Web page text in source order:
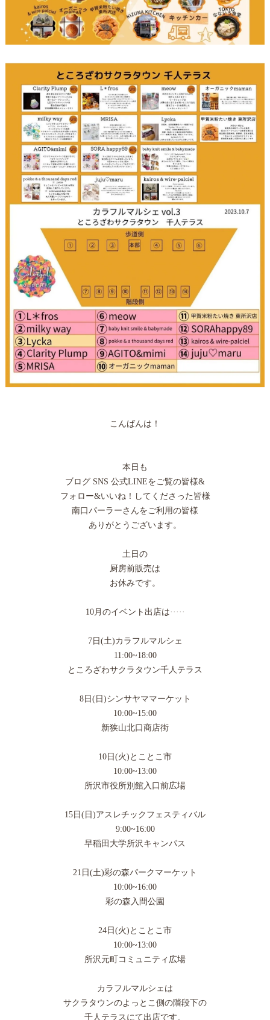
こんばんは！
本日も
ブログ SNS 公式LINEをご覧の皆様&
フォロー&いいね！してくださった皆様
南口パーラーさんをご利用の皆様
ありがとうございます。
土日の
厨房前販売は
お休みです。
10月のイベント出店は·····
7日(土)カラフルマルシェ
11:00~18:00
ところざわサクラタウン千人テラス
8日(日)シンサヤママーケット
10:00~15:00
新狭山北口商店街
10日(火)とことこ市
10:00~13:00
所沢市役所別館入口前広場
15日(日)アスレチックフェスティバル
9:00~16:00
早稲田大学所沢キャンパス
21日(土)彩の森パークマーケット
10:00~16:00
彩の森入間公園
24日(火)とことこ市
10:00~13:00
所沢元町コミュニティ広場
カラフルマルシェは
サクラタウンのよっとこ側の階段下の
千人テラスにて出店です。